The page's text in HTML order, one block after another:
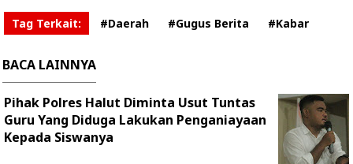
Tag Terkait: #Daerah #Gugus Berita #Kabar
BACA LAINNYA
Pihak Polres Halut Diminta Usut Tuntas
Guru Yang Diduga Lakukan Penganiayaan
Kepada Siswanya